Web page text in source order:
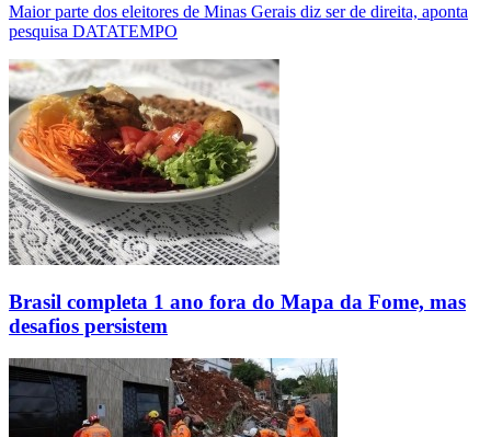
Maior parte dos eleitores de Minas Gerais diz ser de direita, aponta
pesquisa DATATEMPO
Brasil completa 1 ano fora do Mapa da Fome, mas
desafios persistem